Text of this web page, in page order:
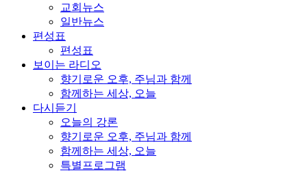
교회뉴스
일반뉴스
편성표
편성표
보이는 라디오
향기로운 오후, 주님과 함께
함께하는 세상, 오늘
다시듣기
오늘의 강론
향기로운 오후, 주님과 함께
함께하는 세상, 오늘
특별프로그램